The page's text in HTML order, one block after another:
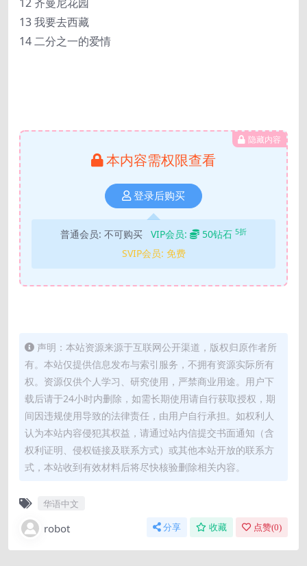
13 我要去西藏
14 二分之一的爱情
隐藏内容
本内容需权限查看
登录后购买
普通会员: 不可购买 VIP会员: 50钻石 5折
SVIP会员: 免费
声明：本站资源来源于互联网公开渠道，版权归原作者所
有。本站仅提供信息发布与索引服务，不拥有资源实际所有
权。资源仅供个人学习、研究使用，严禁商业用途。用户下
载后请于24小时内删除，如需长期使用请自行获取授权，期
间因违规使用导致的法律责任，由用户自行承担。如权利人
认为本站内容侵犯其权益，请通过站内信提交书面通知（含
权利证明、侵权链接及联系方式）或其他本站开放的联系方
式，本站收到有效材料后将尽快核验删除相关内容。
华语中文
robot 分享 收藏 点赞(0)